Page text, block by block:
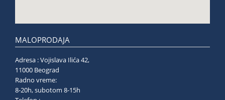
MALOPRODAJA
Adresa : Vojislava Ilića 42,
11000 Beograd
Radno vreme:
8-20h, subotom 8-15h